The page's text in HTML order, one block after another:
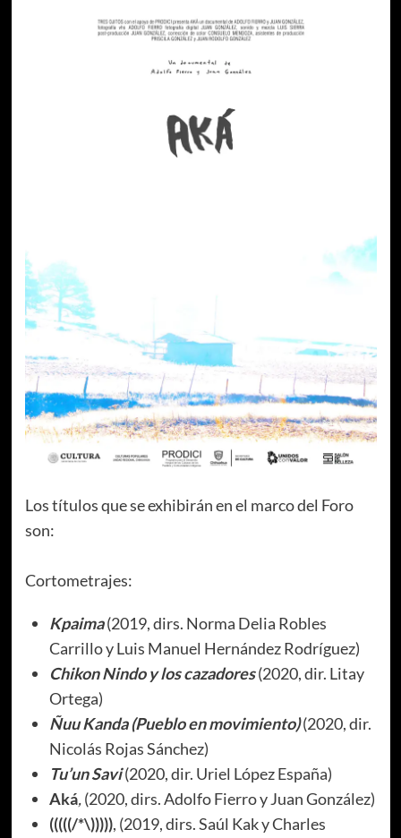
Los títulos que se exhibirán en el marco del Foro
son:
Cortometrajes:
Kpaima(2019, dirs. Norma Delia Robles
Carrillo y Luis Manuel Hernández Rodríguez)
Chikon Nindo y los cazadores(2020, dir. Litay
Ortega)
Ñuu Kanda (Pueblo en movimiento)(2020, dir.
Nicolás Rojas Sánchez)
Tu’un Savi(2020, dir. Uriel López España)
Aká,(2020, dirs. Adolfo Fierro y Juan González)
(((((/*\))))), (2019, dirs. Saúl Kak y Charles